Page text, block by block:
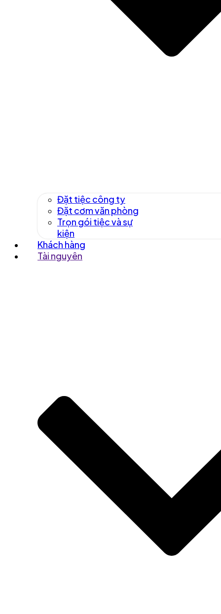
Đặt tiệc công ty
Đặt cơm văn phòng
Trọn gói tiệc và sự
kiện
Khách hàng
Tài nguyên